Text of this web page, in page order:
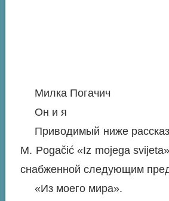
Милка Погачич
Он и я
Приводимый ниже
М. Pogačić «Iz mojega
снабженной следующим
«Из моего мира».